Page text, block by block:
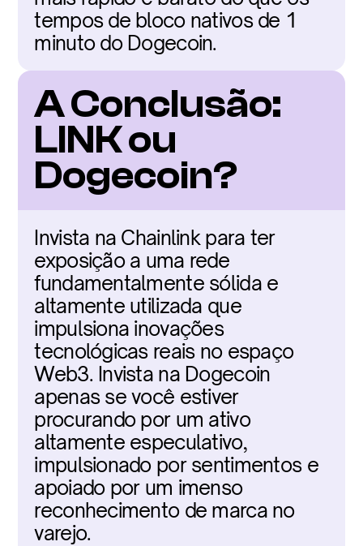
tempos de bloco nativos de 1
minuto do Dogecoin.
A Conclusão:
LINK ou
Dogecoin?
Invista na Chainlink para ter
exposição a uma rede
fundamentalmente sólida e
altamente utilizada que
impulsiona inovações
tecnológicas reais no espaço
Web3. Invista na Dogecoin
apenas se você estiver
procurando por um ativo
altamente especulativo,
impulsionado por sentimentos e
apoiado por um imenso
reconhecimento de marca no
varejo.